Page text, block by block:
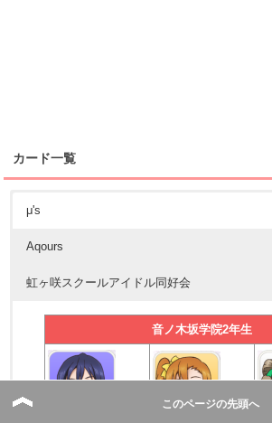
カード一覧
μ's
Aqours
虹ヶ咲スクールアイドル同好会
音ノ木坂学院2年生
このページの先頭へ